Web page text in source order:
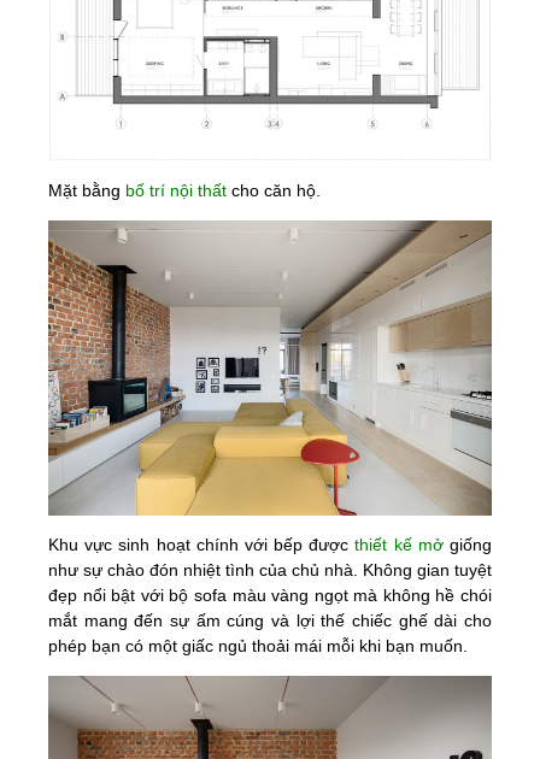
Mặt bằng bố trí nội thất cho căn hộ.
Khu vực sinh hoạt chính với bếp đượcthiết kế mở giống
như sự chào đón nhiệt tình của chủ nhà. Không gian tuyệt
đẹp nổi bật với bộ sofa màu vàng ngọt mà không hề chói
mắt mang đến sự ấm cúng và lợi thế chiếc ghế dài cho
phép bạn có một giấc ngủ thoải mái mỗi khi bạn muốn.